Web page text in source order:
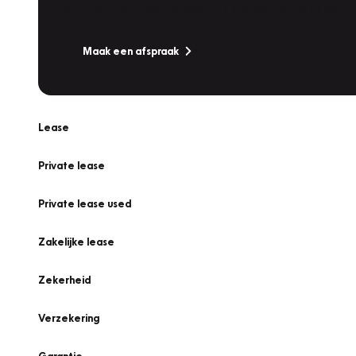
Maak een afspraak
Lease
Private lease
Private lease used
Zakelijke lease
Zekerheid
Verzekering